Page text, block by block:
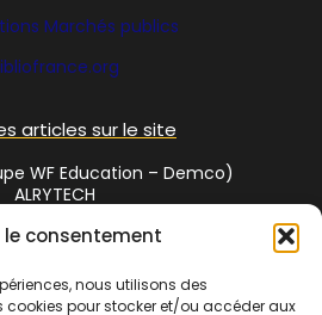
le consentement
nous utilisons des
cookies pour stocker et/ou accéder aux
Marchés publics
.org
articles sur le site
WF Education – Demco)
ALRYTECH
Social Media